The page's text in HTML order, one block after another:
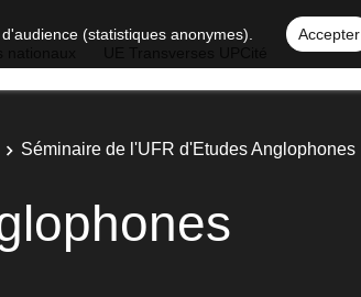
(statistiques anonymes). Accepter
Séminaire de l'UFR d'Etudes Anglophones